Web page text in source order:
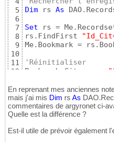
5
6
7
8
9
10
11
12
14
15
16
17
19
Dim rs As
Set rs =
rs.FindFirst
Me.Bookmark =
'Réinitialiser
RechercheCitoyen =
Exit Sub
Select Case
Resume Next
En reprenant mes anciennes
mais j'ai mis Dim rs As
commentaires de argyronet ci-
Quelle est la différence ?
Est-il utile de prévoir également